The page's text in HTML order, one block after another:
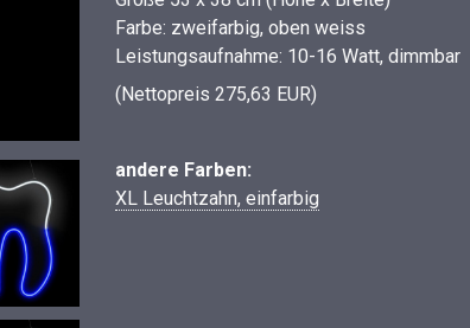
Farbe: zweifarbig, oben weiss
Leistungsaufnahme: 10-16 Watt, dimmbar
(Nettopreis 275,63 EUR)
andere Farben:
XL Leuchtzahn, einfarbig